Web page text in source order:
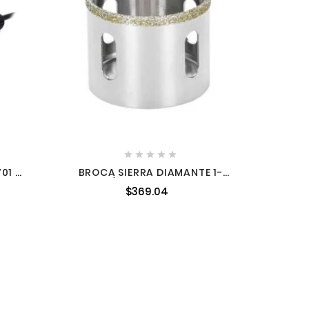
W
    
BROCA SIERRA DIAMANTE 1-
3/4" TRUPER 17131
$369.04